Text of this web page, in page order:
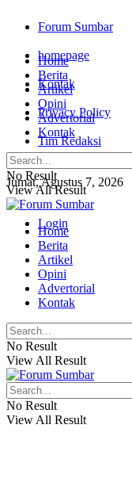
Forum Sumbar
homepage
Kontak
Privacy Policy
Tim Redaksi
Jumat, Agustus 7, 2026
Login
Home
Berita
Artikel
Opini
Advertorial
Kontak
No Result
View All Result
Home
Berita
Artikel
Opini
Advertorial
Kontak
No Result
View All Result
No Result
View All Result